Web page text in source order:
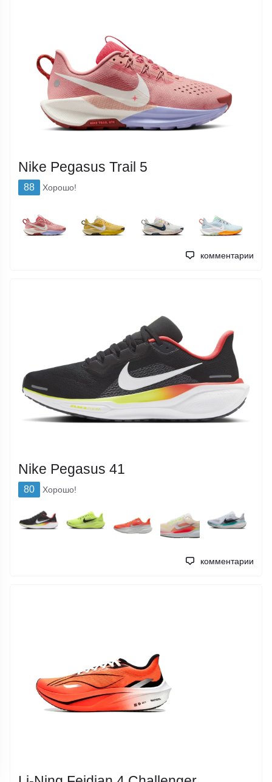
Nike Pegasus Trail 5
88 Хорошо!
комментарии
Nike Pegasus 41
80 Хорошо!
комментарии